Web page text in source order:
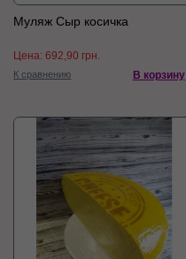
Муляж Сыр косичка
Цена:692,90 грн.
К сравнению В корзину